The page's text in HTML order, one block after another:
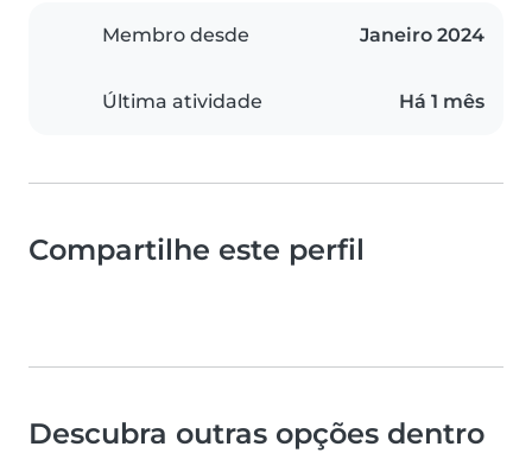
Membro desde Janeiro 2024
Última atividade Há 1 mês
Compartilhe este perfil
Descubra outras opções dentro